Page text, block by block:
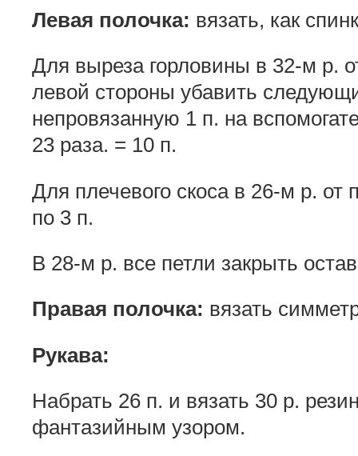
Левая полочка: вязать, как
Для выреза горловины в 32-м р.
левой стороны убавить
непровязанную 1 п. на
23 раза. = 10 п.
Для плечевого скоса в 26-м р.
по 3 п.
В 28-м р. все петли закрыть
Правая полочка: вязать
Рукава:
Набрать 26 п. и вязать 30 р.
фантазийным узором.